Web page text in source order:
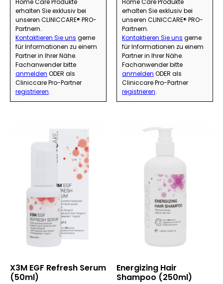
Home Care Produkte
erhalten Sie exklusiv bei
unseren CLINICCARE® PRO-
Partnern.
Kontaktieren Sie uns gerne
für Informationen zu einem
Partner in Ihrer Nähe.
Fachanwender bitte
anmelden ODER als
Cliniccare Pro-Partner
registrieren.
Home Care Produkte
erhalten Sie exklusiv bei
unseren CLINICCARE® PRO-
Partnern.
Kontaktieren Sie uns gerne
für Informationen zu einem
Partner in Ihrer Nähe.
Fachanwender bitte
anmelden ODER als
Cliniccare Pro-Partner
registrieren.
X3M EGF Refresh Serum
(50ml)
Energizing Hair
Shampoo (250ml)